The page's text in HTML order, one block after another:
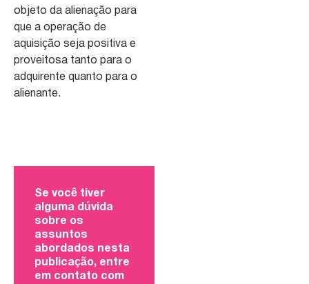
objeto da alienação para
que a operação de
aquisição seja positiva e
proveitosa tanto para o
adquirente quanto para o
alienante.
Se você tiver
alguma dúvida
sobre os
assuntos
abordados nesta
publicação, entre
em contato com